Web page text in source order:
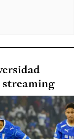
streaming